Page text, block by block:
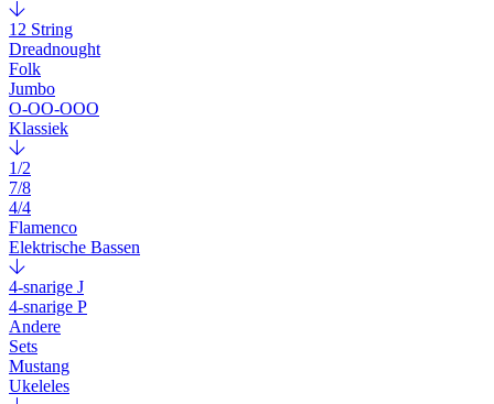
12 String
Dreadnought
Folk
Jumbo
O-OO-OOO
Klassiek
1/2
7/8
4/4
Flamenco
Elektrische Bassen
4-snarige J
4-snarige P
Andere
Sets
Mustang
Ukeleles